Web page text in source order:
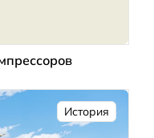
История